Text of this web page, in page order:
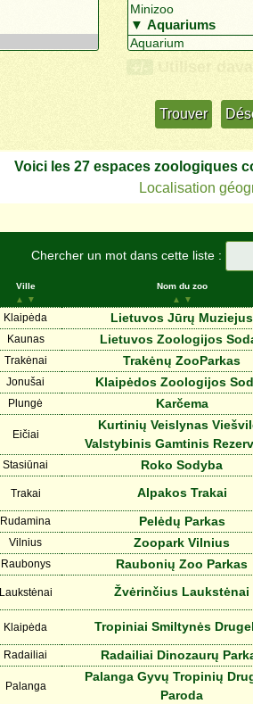
+/- Utiliser
Voici les 27 espaces zoologiques
Localisation
Chercher un mot dans cette liste :
Ville
▲
▼
Nom du zoo
▲
▼
Klaipėda Lietuvos Jūrų Muziejus
Kaunas Lietuvos Zoologijos
Trakėnai Trakėnų ZooParkas
Jonušai Klaipėdos Zoologijos
Plungė Karčema
Eičiai
Kurtinių Veislynas
Valstybinis Gamtinis
Stasiūnai Roko Sodyba
Trakai Alpakos Trakai
Rudamina Pelėdų Parkas
Vilnius Zoopark Vilnius
Raubonys Raubonių Zoo Parkas
Laukstėnai Žvėrinčius Laukstėnai
Klaipėda Tropiniai Smiltynės
Radailiai Radailiai Dinozaurų
Palanga
Palanga Gyvų Tropinių
Paroda